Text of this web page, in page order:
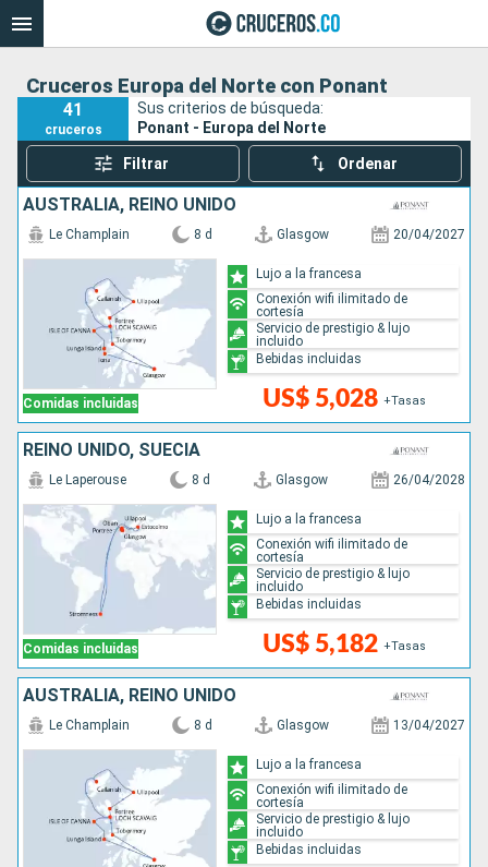
Cruceros Europa del Norte con Ponant
41
cruceros
Sus criterios de búsqueda:
Ponant - Europa del Norte
Filtrar Ordenar
AUSTRALIA, REINO UNIDO
Comidas incluidas
Le Champlain 8 d Glasgow 20/04/2027
US$ 5,028 +Tasas
Lujo a la francesa
Conexión wifi ilimitado de
cortesía
Servicio de prestigio & lujo
incluido
Bebidas incluidas
REINO UNIDO, SUECIA
Comidas incluidas
Le Laperouse 8 d Glasgow 26/04/2028
US$ 5,182 +Tasas
Lujo a la francesa
Conexión wifi ilimitado de
cortesía
Servicio de prestigio & lujo
incluido
Bebidas incluidas
AUSTRALIA, REINO UNIDO
Le Champlain 8 d Glasgow 13/04/2027
Lujo a la francesa
Conexión wifi ilimitado de
cortesía
Servicio de prestigio & lujo
incluido
Bebidas incluidas